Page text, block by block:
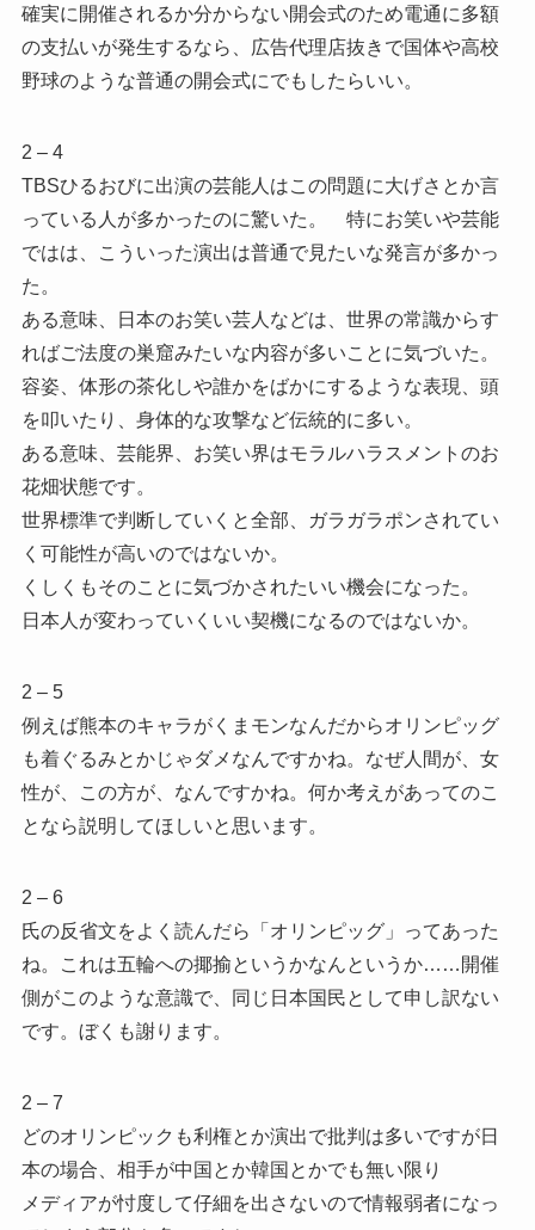
確実に開催されるか分からない開会式のため電通に多額
の支払いが発生するなら、広告代理店抜きで国体や高校
野球のような普通の開会式にでもしたらいい。
2 – 4
TBSひるおびに出演の芸能人はこの問題に大げさとか言
っている人が多かったのに驚いた。 特にお笑いや芸能
ではは、こういった演出は普通で見たいな発言が多かっ
た。
ある意味、日本のお笑い芸人などは、世界の常識からす
ればご法度の巣窟みたいな内容が多いことに気づいた。
容姿、体形の茶化しや誰かをばかにするような表現、頭
を叩いたり、身体的な攻撃など伝統的に多い。
ある意味、芸能界、お笑い界はモラルハラスメントのお
花畑状態です。
世界標準で判断していくと全部、ガラガラポンされてい
く可能性が高いのではないか。
くしくもそのことに気づかされたいい機会になった。
日本人が変わっていくいい契機になるのではないか。
2 – 5
例えば熊本のキャラがくまモンなんだからオリンピッグ
も着ぐるみとかじゃダメなんですかね。なぜ人間が、女
性が、この方が、なんですかね。何か考えがあってのこ
となら説明してほしいと思います。
2 – 6
氏の反省文をよく読んだら「オリンピッグ」ってあった
ね。これは五輪への揶揄というかなんというか……開催
側がこのような意識で、同じ日本国民として申し訳ない
です。ぼくも謝ります。
2 – 7
どのオリンピックも利権とか演出で批判は多いですが日
本の場合、相手が中国とか韓国とかでも無い限り
メディアが忖度して仔細を出さないので情報弱者になっ